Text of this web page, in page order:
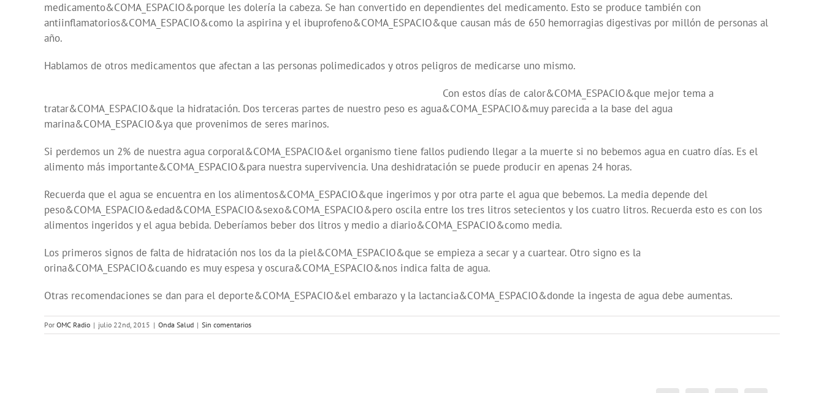
medicamento&COMA_ESPACIO&porque les dolería la cabeza. Se han convertido en dependientes del medicamento. Esto se produce también con
antiinflamatorios&COMA_ESPACIO&como la aspirina y el ibuprofeno&COMA_ESPACIO&que causan más de 650 hemorragias digestivas por millón de personas al
año.
Hablamos de otros medicamentos que afectan a las personas polimedicados y otros peligros de medicarse uno mismo.
Con estos días de calor&COMA_ESPACIO&que mejor tema a
tratar&COMA_ESPACIO&que la hidratación. Dos terceras partes de nuestro peso es agua&COMA_ESPACIO&muy parecida a la base del agua
marina&COMA_ESPACIO&ya que provenimos de seres marinos.
Si perdemos un 2% de nuestra agua corporal&COMA_ESPACIO&el organismo tiene fallos pudiendo llegar a la muerte si no bebemos agua en cuatro días. Es el
alimento más importante&COMA_ESPACIO&para nuestra supervivencia. Una deshidratación se puede producir en apenas 24 horas.
Recuerda que el agua se encuentra en los alimentos&COMA_ESPACIO&que ingerimos y por otra parte el agua que bebemos. La media depende del
peso&COMA_ESPACIO&edad&COMA_ESPACIO&sexo&COMA_ESPACIO&pero oscila entre los tres litros setecientos y los cuatro litros. Recuerda esto es con los
alimentos ingeridos y el agua bebida. Deberíamos beber dos litros y medio a diario&COMA_ESPACIO&como media.
Los primeros signos de falta de hidratación nos los da la piel&COMA_ESPACIO&que se empieza a secar y a cuartear. Otro signo es la
orina&COMA_ESPACIO&cuando es muy espesa y oscura&COMA_ESPACIO&nos indica falta de agua.
Otras recomendaciones se dan para el deporte&COMA_ESPACIO&el embarazo y la lactancia&COMA_ESPACIO&donde la ingesta de agua debe aumentas.
Por OMC Radio | julio 22nd, 2015 | Onda Salud | Sin comentarios